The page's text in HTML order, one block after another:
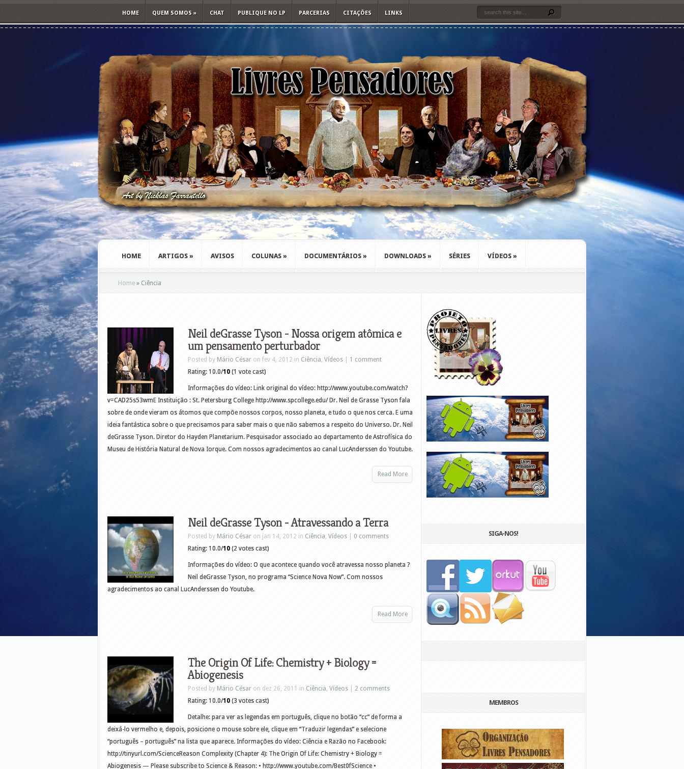
HOME QUEM SOMOS » CHAT PUBLIQUE NO LP PARCERIAS CITAÇÕES LINKS
HOME ARTIGOS » AVISOS COLUNAS » DOCUMENTÁRIOS » DOWNLOADS » SÉRIES VÍDEOS »
Home » Ciência
Neil deGrasse Tyson - Nossa origem atômica e
um pensamento perturbador
Posted by Mário César on fev 4, 2012 in Ciência, Vídeos
1 comment
Rating: 10.0/10 (1 vote cast)
Informações do vídeo: Link original do vídeo: http://www.youtube.com/watch?
v=CAD25s53wmE Instituição : St. Petersburg College http://www.spcollege.edu/ Dr. Neil de Grasse Tyson fala
sobre de onde vieram os átomos que compõe nossos corpos, nosso planeta, e tudo o que nos cerca. E uma
ideia fantástica sobre o que precisamos para saber mais o que não sabemos a respeito do Universo. Dr. Neil
deGrasse Tyson. Diretor do Hayden Planetarium. Pesquisador associado ao departamento de Astrofísica do
Museu de História Natural de Nova Iorque. Com nossos agradecimentos ao canal LucAnderssen do Youtube.
Read More
Neil deGrasse Tyson - Atravessando a Terra
Posted by Mário César on jan 14, 2012 in Ciência, Vídeos
0 comments
Rating: 10.0/10 (2 votes cast)
Informações do vídeo: O que acontece quando você atravessa nosso planeta ?
Neil deGrasse Tyson, no programa “Science Nova Now”. Com nossos
agradecimentos ao canal LucAnderssen do Youtube.
Read More
The Origin Of Life: Chemistry + Biology =
Abiogenesis
Posted by Mário César on dez 26, 2011 in Ciência, Vídeos
2 comments
Rating: 10.0/10 (3 votes cast)
Detalhe: para ver as legendas em português, clique no botão “cc” de forma a
deixá-lo vermelho e, depois, posicione o mouse sobre ele, clique em “Traduzir legendas” e selecione
“português – português” na lista que aparece. Informações do vídeo: Ciência e Razão no Facebook:
http://tinyurl.com/ScienceReason Complexity (Chapter 4): The Origin Of Life: Chemistry + Biology =
Abiogenesis — Please subscribe to Science & Reason: • http://www.youtube.com/Best0fScience •
SIGA-NOS!
MEMBROS